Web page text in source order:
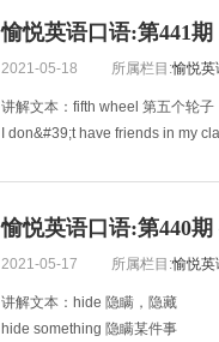
愉悦英语口语:第441
2021-05-18 所属栏目:愉悦英
讲解文本：fifth wheel 第五个轮
I don&#39;t have friends in my
愉悦英语口语:第440
2021-05-17 所属栏目:愉悦英
讲解文本：hide 隐瞒，隐藏
hide something 隐瞒某件事